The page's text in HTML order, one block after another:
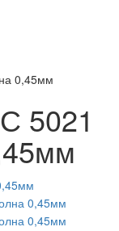
0,45мм
5021